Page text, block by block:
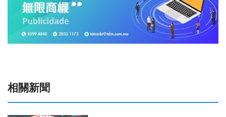
相關新聞